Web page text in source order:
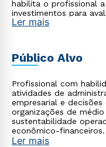
habilita o profissional
investimentos para
cenários econômicos e
Ler mais
Público Alvo
Profissional com
atividades de
empresarial e
organizações de
sustentabilidade
econômico-financeiros.
Ler mais